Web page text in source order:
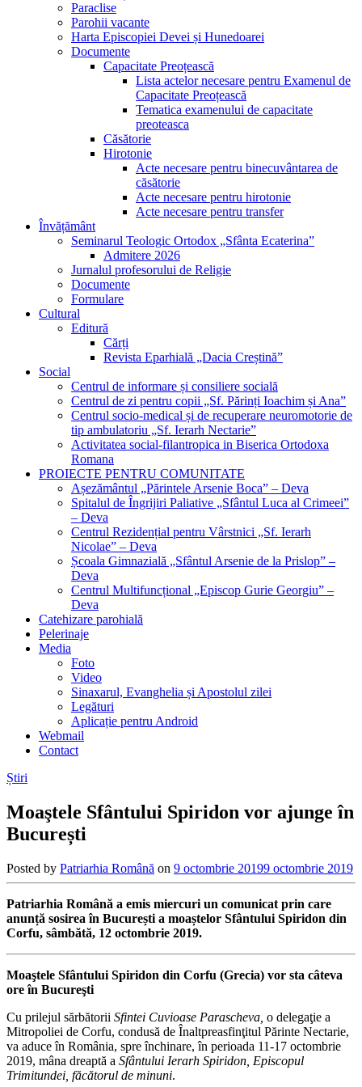
Paraclise
Parohii vacante
Harta Episcopiei Devei și Hunedoarei
Documente
Capacitate Preoțească
Lista actelor necesare pentru Examenul de
Capacitate Preoțească
Tematica examenului de capacitate
preoteasca
Căsătorie
Hirotonie
Acte necesare pentru binecuvântarea de
căsătorie
Acte necesare pentru hirotonie
Acte necesare pentru transfer
Învățământ
Seminarul Teologic Ortodox „Sfânta Ecaterina”
Admitere 2026
Jurnalul profesorului de Religie
Documente
Formulare
Cultural
Editură
Cărți
Revista Eparhială „Dacia Creștină”
Social
Centrul de informare și consiliere socială
Centrul de zi pentru copii „Sf. Părinți Ioachim și Ana”
Centrul socio-medical și de recuperare neuromotorie de
tip ambulatoriu „Sf. Ierarh Nectarie”
Activitatea social-filantropica in Biserica Ortodoxa
Romana
PROIECTE PENTRU COMUNITATE
Așezământul „Părintele Arsenie Boca” – Deva
Spitalul de Îngrijiri Paliative „Sfântul Luca al Crimeei”
– Deva
Centrul Rezidențial pentru Vârstnici „Sf. Ierarh
Nicolae” – Deva
Școala Gimnazială „Sfântul Arsenie de la Prislop” –
Deva
Centrul Multifuncțional „Episcop Gurie Georgiu” –
Deva
Catehizare parohială
Pelerinaje
Media
Foto
Video
Sinaxarul, Evanghelia și Apostolul zilei
Legături
Aplicație pentru Android
Webmail
Contact
Știri
Moaştele Sfântului Spiridon vor ajunge în
București
Posted by Patriarhia Română on 9 octombrie 20199 octombrie 2019
Patriarhia Română a emis miercuri un comunicat prin care
anunță sosirea în București a moaștelor Sfântului Spiridon din
Corfu, sâmbătă, 12 octombrie 2019.
Moaştele Sfântului Spiridon din Corfu (Grecia) vor sta câteva
ore în Bucureşti
Cu prilejul sărbătorii Sfintei Cuvioase Parascheva, o delegaţie a
Mitropoliei de Corfu, condusă de Înaltpreasfinţitul Părinte Nectarie,
va aduce în România, spre închinare, în perioada 11-17 octombrie
2019, mâna dreaptă a Sfântului Ierarh Spiridon, Episcopul
Trimitundei, făcătorul de minuni.